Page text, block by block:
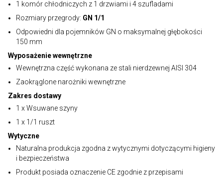
1 komór chłodniczych z 1 drzwiami i 4 szufladami
Rozmiary przegrody: GN 1/1
Odpowiedni dla pojemników GN o maksymalnej głębokości
150 mm
Wyposażenie wewnętrzne
Wewnętrzna część wykonana ze stali nierdzewnej AISI 304
Zaokrąglone narożniki wewnętrzne
Zakres dostawy
1 x Wsuwane szyny
1 x 1/1 ruszt
Wytyczne
Naturalna produkcja zgodna z wytycznymi dotyczącymi higieny
i bezpieczeństwa
Produkt posiada oznaczenie CE zgodnie z przepisami